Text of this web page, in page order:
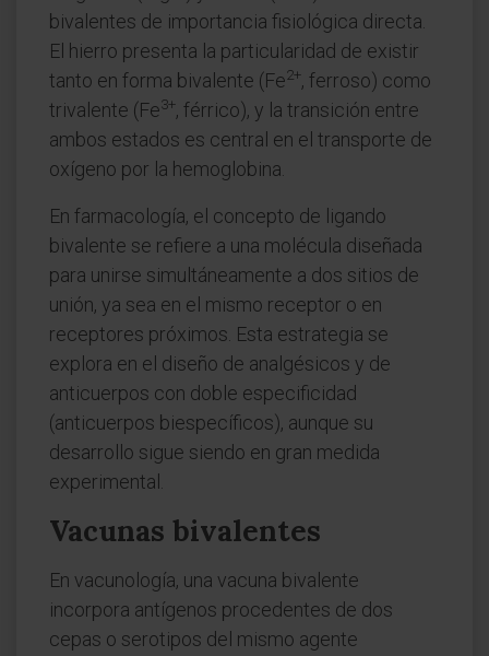
bivalentes de importancia fisiológica directa.
El hierro presenta la particularidad de existir
tanto en forma bivalente (Fe2+, ferroso) como
trivalente (Fe3+, férrico), y la transición entre
ambos estados es central en el transporte de
oxígeno por la hemoglobina.
En farmacología, el concepto de ligando
bivalente se refiere a una molécula diseñada
para unirse simultáneamente a dos sitios de
unión, ya sea en el mismo receptor o en
receptores próximos. Esta estrategia se
explora en el diseño de analgésicos y de
anticuerpos con doble especificidad
(anticuerpos biespecíficos), aunque su
desarrollo sigue siendo en gran medida
experimental.
Vacunas bivalentes
En vacunología, una vacuna bivalente
incorpora antígenos procedentes de dos
cepas o serotipos del mismo agente